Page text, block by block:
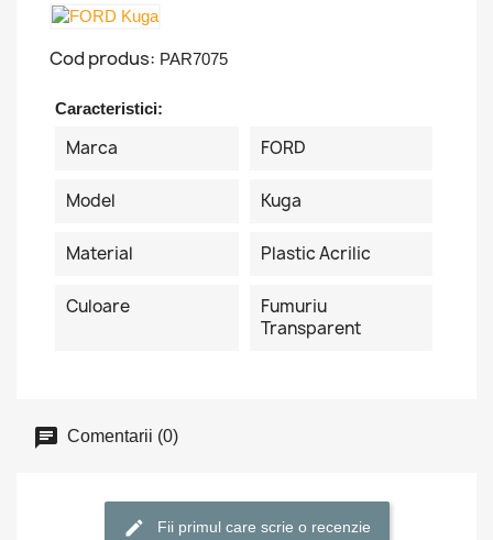
Cod produs: PAR7075
Caracteristici:
Marca FORD
Model Kuga
Material Plastic Acrilic
Culoare
Fumuriu
Transparent
Comentarii (0)
Fii primul care scrie o recenzie